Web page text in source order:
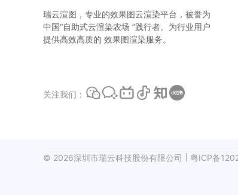
瑞云渲图，专业的效果图云渲染平台 ，被誉为
中国“自助式云渲染农场 ”践行者。为行业用户
提供高效高质的 效果图渲染服务。
关注我们：
© 2026深圳市瑞云科技股份有限公司 粤ICP备